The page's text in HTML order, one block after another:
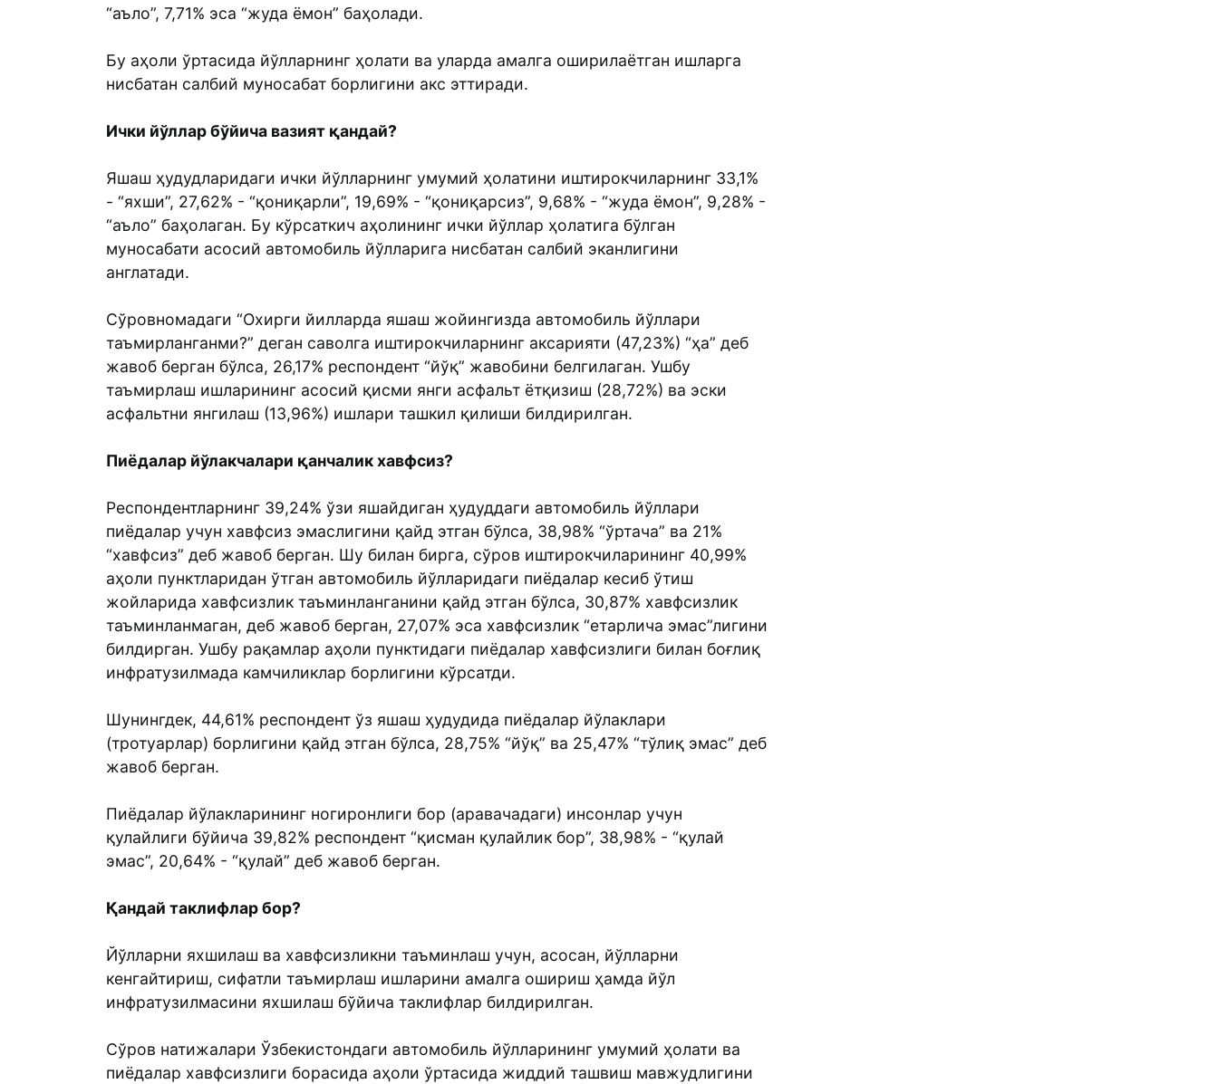
“аъло”, 7,71% эса “жуда ёмон” баҳолади.
Бу аҳоли ўртасида йўлларнинг ҳолати ва уларда амалга оширилаётган ишларга
нисбатан салбий муносабат борлигини акс эттиради.
Ички йўллар бўйича вазият қандай?
Яшаш ҳудудларидаги ички йўлларнинг умумий ҳолатини иштирокчиларнинг 33,1%
- “яхши”, 27,62% - “қониқарли”, 19,69% - “қониқарсиз”, 9,68% - “жуда ёмон”, 9,28% -
“аъло” баҳолаган. Бу кўрсаткич аҳолининг ички йўллар ҳолатига бўлган
муносабати асосий автомобиль йўлларига нисбатан салбий эканлигини
англатади.
Сўровномадаги “Охирги йилларда яшаш жойингизда автомобиль йўллари
таъмирланганми?” деган саволга иштирокчиларнинг аксарияти (47,23%) “ҳа” деб
жавоб берган бўлса, 26,17% респондент “йўқ” жавобини белгилаган. Ушбу
таъмирлаш ишларининг асосий қисми янги асфальт ётқизиш (28,72%) ва эски
асфальтни янгилаш (13,96%) ишлари ташкил қилиши билдирилган.
Пиёдалар йўлакчалари қанчалик хавфсиз?
Респондентларнинг 39,24% ўзи яшайдиган ҳудуддаги автомобиль йўллари
пиёдалар учун хавфсиз эмаслигини қайд этган бўлса, 38,98% “ўртача” ва 21%
“хавфсиз” деб жавоб берган. Шу билан бирга, сўров иштирокчиларининг 40,99%
аҳоли пунктларидан ўтган автомобиль йўлларидаги пиёдалар кесиб ўтиш
жойларида хавфсизлик таъминланганини қайд этган бўлса, 30,87% хавфсизлик
таъминланмаган, деб жавоб берган, 27,07% эса хавфсизлик “етарлича эмас”лигини
билдирган. Ушбу рақамлар аҳоли пунктидаги пиёдалар хавфсизлиги билан боғлиқ
инфратузилмада камчиликлар борлигини кўрсатди.
Шунингдек, 44,61% респондент ўз яшаш ҳудудида пиёдалар йўлаклари
(тротуарлар) борлигини қайд этган бўлса, 28,75% “йўқ” ва 25,47% “тўлиқ эмас” деб
жавоб берган.
Пиёдалар йўлакларининг ногиронлиги бор (аравачадаги) инсонлар учун
қулайлиги бўйича 39,82% респондент “қисман қулайлик бор”, 38,98% - “қулай
эмас”, 20,64% - “қулай” деб жавоб берган.
Қандай таклифлар бор?
Йўлларни яхшилаш ва хавфсизликни таъминлаш учун, асосан, йўлларни
кенгайтириш, сифатли таъмирлаш ишларини амалга ошириш ҳамда йўл
инфратузилмасини яхшилаш бўйича таклифлар билдирилган.
Сўров натижалари Ўзбекистондаги автомобиль йўлларининг умумий ҳолати ва
пиёдалар хавфсизлиги борасида аҳоли ўртасида жиддий ташвиш мавжудлигини